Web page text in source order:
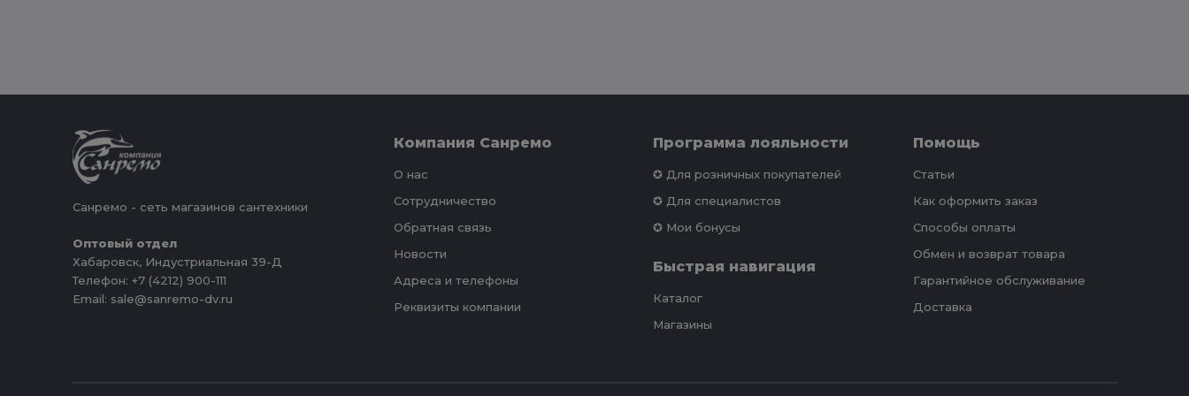
Санремо - сеть магазинов сантехники
Оптовый отдел
Хабаровск, Индустриальная 39-Д
Телефон: +7 (4212) 900-111
Email: sale@sanremo-dv.ru
Компания Санремо
О нас
Сотрудничество
Обратная связь
Новости
Адреса и телефоны
Реквизиты компании
Программа лояльности
✪ Для розничных покупателей
✪ Для специалистов
✪ Мои бонусы
Быстрая навигация
Каталог
Магазины
Помощь
Статьи
Как оформить заказ
Способы оплаты
Обмен и возврат товара
Гарантийное обслуживание
Доставка